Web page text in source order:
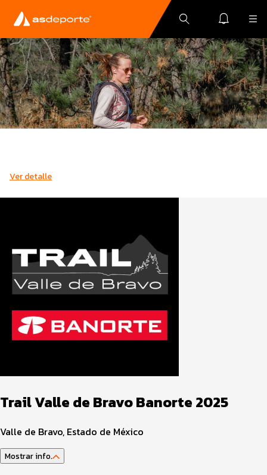
Ver detalle
Trail Valle de Bravo Banorte 2025
Valle de Bravo, Estado de México
Mostrar info.